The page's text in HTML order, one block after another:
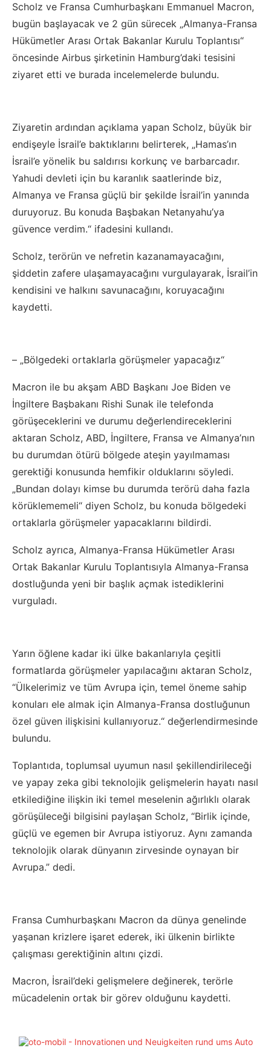
Scholz ve Fransa Cumhurbaşkanı Emmanuel Macron,
bugün başlayacak ve 2 gün sürecek „Almanya-Fransa
Hükümetler Arası Ortak Bakanlar Kurulu Toplantısı“
öncesinde Airbus şirketinin Hamburg’daki tesisini
ziyaret etti ve burada incelemelerde bulundu.
Ziyaretin ardından açıklama yapan Scholz, büyük bir
endişeyle İsrail’e baktıklarını belirterek, „Hamas’ın
İsrail’e yönelik bu saldırısı korkunç ve barbarcadır.
Yahudi devleti için bu karanlık saatlerinde biz,
Almanya ve Fransa güçlü bir şekilde İsrail’in yanında
duruyoruz. Bu konuda Başbakan Netanyahu’ya
güvence verdim.“ ifadesini kullandı.
Scholz, terörün ve nefretin kazanamayacağını,
şiddetin zafere ulaşamayacağını vurgulayarak, İsrail’in
kendisini ve halkını savunacağını, koruyacağını
kaydetti.
– „Bölgedeki ortaklarla görüşmeler yapacağız“
Macron ile bu akşam ABD Başkanı Joe Biden ve
İngiltere Başbakanı Rishi Sunak ile telefonda
görüşeceklerini ve durumu değerlendireceklerini
aktaran Scholz, ABD, İngiltere, Fransa ve Almanya’nın
bu durumdan ötürü bölgede ateşin yayılmaması
gerektiği konusunda hemfikir olduklarını söyledi.
„Bundan dolayı kimse bu durumda terörü daha fazla
körüklememeli“ diyen Scholz, bu konuda bölgedeki
ortaklarla görüşmeler yapacaklarını bildirdi.
Scholz ayrıca, Almanya-Fransa Hükümetler Arası
Ortak Bakanlar Kurulu Toplantısıyla Almanya-Fransa
dostluğunda yeni bir başlık açmak istediklerini
vurguladı.
Yarın öğlene kadar iki ülke bakanlarıyla çeşitli
formatlarda görüşmeler yapılacağını aktaran Scholz,
“Ülkelerimiz ve tüm Avrupa için, temel öneme sahip
konuları ele almak için Almanya-Fransa dostluğunun
özel güven ilişkisini kullanıyoruz.“ değerlendirmesinde
bulundu.
Toplantıda, toplumsal uyumun nasıl şekillendirileceği
ve yapay zeka gibi teknolojik gelişmelerin hayatı nasıl
etkilediğine ilişkin iki temel meselenin ağırlıklı olarak
görüşüleceği bilgisini paylaşan Scholz, “Birlik içinde,
güçlü ve egemen bir Avrupa istiyoruz. Aynı zamanda
teknolojik olarak dünyanın zirvesinde oynayan bir
Avrupa.” dedi.
Fransa Cumhurbaşkanı Macron da dünya genelinde
yaşanan krizlere işaret ederek, iki ülkenin birlikte
çalışması gerektiğinin altını çizdi.
Macron, İsrail’deki gelişmelere değinerek, terörle
mücadelenin ortak bir görev olduğunu kaydetti.